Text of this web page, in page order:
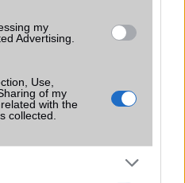
my
Advertising.
Use,
of my
with the
collected.
az iPhone, Mac és
intelligence képességei
mesterséges
és hívásszűréssel
mesterséges intelligencia